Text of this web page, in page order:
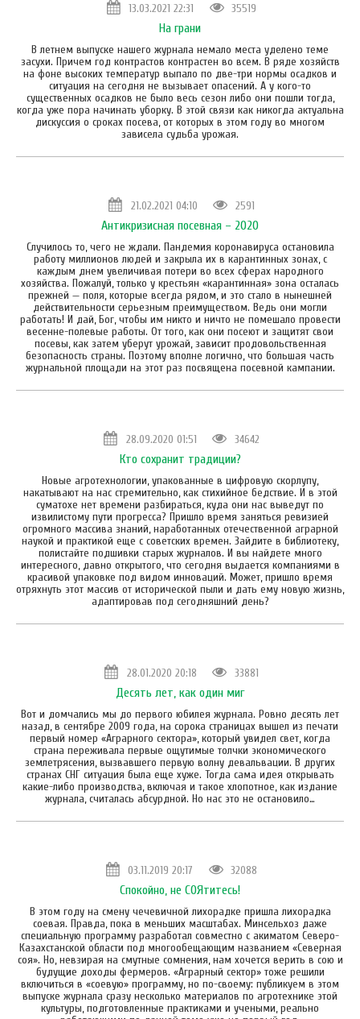
13.03.2021 22:31 35519
На грани
В летнем выпуске нашего журнала немало места уделено теме
засухи. Причем год контрастов контрастен во всем. В ряде хозяйств
на фоне высоких температур выпало по две-три нормы осадков и
ситуация на сегодня не вызывает опасений. А у кого-то
существенных осадков не было весь сезон либо они пошли тогда,
когда уже пора начинать уборку. В этой связи как никогда актуальна
дискуссия о сроках посева, от которых в этом году во многом
зависела судьба урожая.
21.02.2021 04:10 2591
Антикризисная посевная – 2020
Случилось то, чего не ждали. Пандемия коронавируса остановила
работу миллионов людей и закрыла их в карантинных зонах, с
каждым днем увеличивая потери во всех сферах народного
хозяйства. Пожалуй, только у крестьян «карантинная» зона осталась
прежней — поля, которые всегда рядом, и это стало в нынешней
действительности серьезным преимуществом. Ведь они могли
работать! И дай, Бог, чтобы им никто и ничто не помешало провести
весенне-полевые работы. От того, как они посеют и защитят свои
посевы, как затем уберут урожай, зависит продовольственная
безопасность страны. Поэтому вполне логично, что большая часть
журнальной площади на этот раз посвящена посевной кампании.
28.09.2020 01:51 34642
Кто сохранит традиции?
Новые агротехнологии, упакованные в цифровую скорлупу,
накатывают на нас стремительно, как стихийное бедствие. И в этой
суматохе нет времени разбираться, куда они нас выведут по
извилистому пути прогресса? Пришло время заняться ревизией
огромного массива знаний, наработанных отечественной аграрной
наукой и практикой еще с советских времен. Зайдите в библиотеку,
полистайте подшивки старых журналов. И вы найдете много
интересного, давно открытого, что сегодня выдается компаниями в
красивой упаковке под видом инноваций. Может, пришло время
отряхнуть этот массив от исторической пыли и дать ему новую жизнь,
адаптировав под сегодняшний день?
28.01.2020 20:18 33881
Десять лет, как один миг
Вот и домчались мы до первого юбилея журнала. Ровно десять лет
назад, в сентябре 2009 года, на сорока страницах вышел из печати
первый номер «Аграрного сектора», который увидел свет, когда
страна переживала первые ощутимые толчки экономического
землетрясения, вызвавшего первую волну девальвации. В других
странах СНГ ситуация была еще хуже. Тогда сама идея открывать
какие-либо производства, включая и такое хлопотное, как издание
журнала, считалась абсурдной. Но нас это не остановило…
03.11.2019 20:17 32088
Спокойно, не СОЯтитесь!
В этом году на смену чечевичной лихорадке пришла лихорадка
соевая. Правда, пока в меньших масштабах. Минсельхоз даже
специальную программу разработал совместно с акиматом Северо-
Казахстанской области под многообещающим названием «Северная
соя». Но, невзирая на смутные сомнения, нам хочется верить в сою и
будущие доходы фермеров. «Аграрный сектор» тоже решили
включиться в «соевую» программу, но по-своему: публикуем в этом
выпуске журнала сразу несколько материалов по агротехнике этой
культуры, подготовленные практиками и учеными, реально